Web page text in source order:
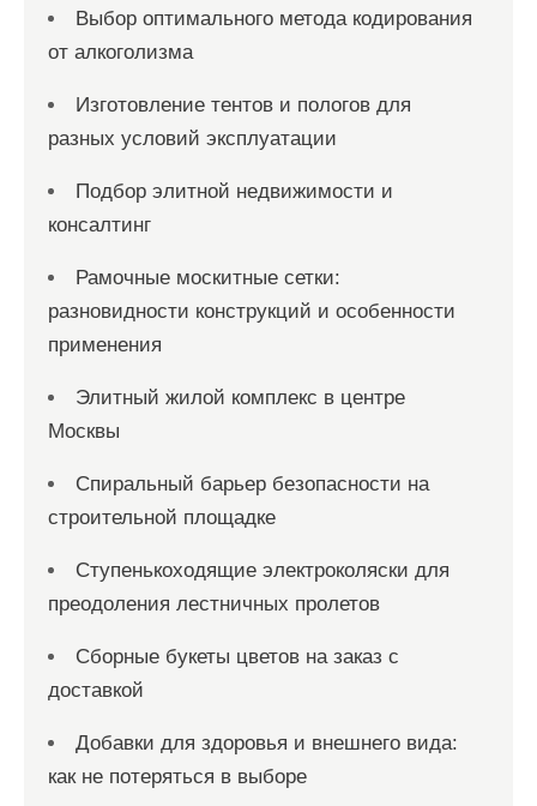
Выбор оптимального метода кодирования
от алкоголизма
Изготовление тентов и пологов для
разных условий эксплуатации
Подбор элитной недвижимости и
консалтинг
Рамочные москитные сетки:
разновидности конструкций и особенности
применения
Элитный жилой комплекс в центре
Москвы
Спиральный барьер безопасности на
строительной площадке
Ступенькоходящие электроколяски для
преодоления лестничных пролетов
Сборные букеты цветов на заказ с
доставкой
Добавки для здоровья и внешнего вида:
как не потеряться в выборе